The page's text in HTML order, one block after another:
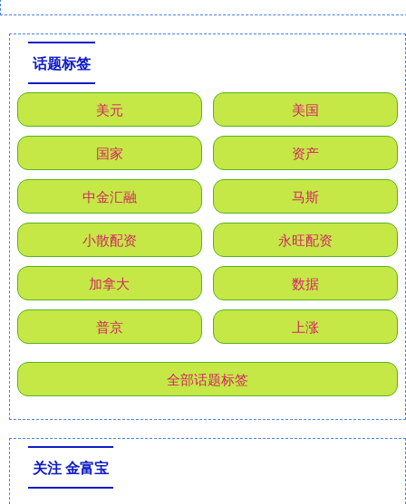
话题标签
美元 美国
国家 资产
中金汇融 马斯
小散配资 永旺配资
加拿大 数据
普京 上涨
全部话题标签
关注 金富宝